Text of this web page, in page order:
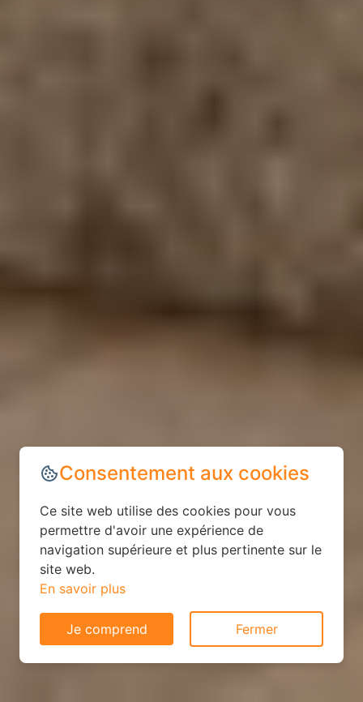
Consentement aux cookies
Ce site web utilise des cookies pour vous
permettre d'avoir une expérience de
navigation supérieure et plus pertinente sur le
site web.
En savoir plus
Je comprend Fermer